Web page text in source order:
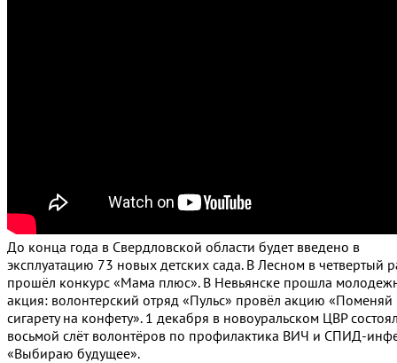
До конца года в Свердловской области будет введено в
эксплуатацию 73 новых детских сада. В Лесном в четвертый
прошёл конкурс «Мама плюс». В Невьянске прошла
акция: волонтерский отряд «Пульс» провёл акцию «Поменяй
сигарету на конфету». 1 декабря в новоуральском ЦВР
восьмой слёт волонтёров по профилактика ВИЧ и СПИД-
«Выбираю будущее».